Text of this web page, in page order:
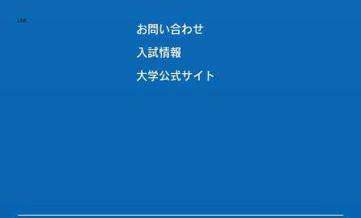
LINK
お問い合わせ
入試情報
大学公式サイト